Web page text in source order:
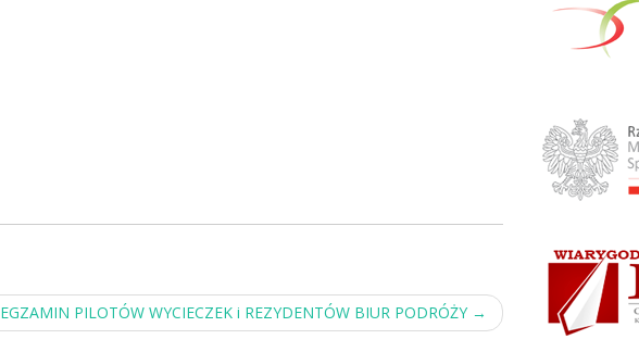
EGZAMIN PILOTÓW WYCIECZEK i REZYDENTÓW BIUR PODRÓŻY →